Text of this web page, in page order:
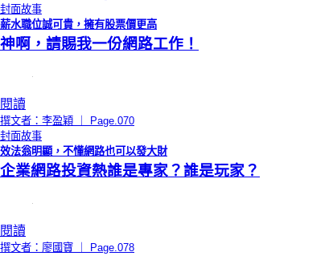
封面故事
薪水職位誠可貴，擁有股票價更高
神啊，請賜我一份網路工作！
閱讀
撰文者：李盈穎 ｜ Page.070
封面故事
效法翁明顯，不懂網路也可以發大財
企業網路投資熱誰是專家？誰是玩家？
閱讀
撰文者：廖國寶 ｜ Page.078